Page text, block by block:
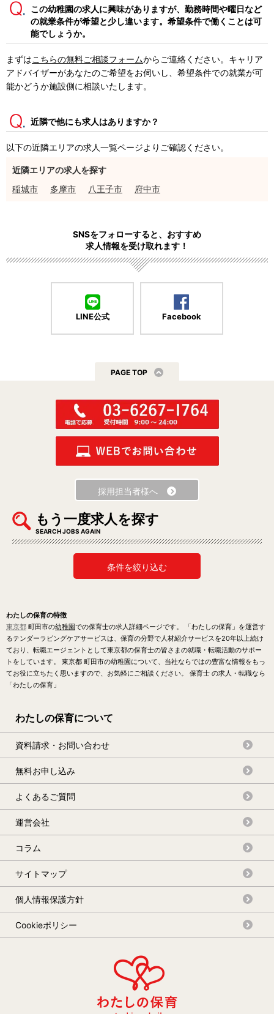
この幼稚園の求人に興味がありますが、勤務時間や曜日など
の就業条件が希望と少し違います。希望条件で働くことは可
能でしょうか。
まずはこちらの無料ご相談フォームからご連絡ください。キャリア
アドバイザーがあなたのご希望をお伺いし、希望条件での就業が可
能かどうか施設側に相談いたします。
近隣で他にも求人はありますか？
以下の近隣エリアの求人一覧ページよりご確認ください。
近隣エリアの求人を探す
稲城市
多摩市 八王子市 府中市
SNSをフォローすると、おすすめ
求人情報を受け取れます！
LINE公式 Facebook
PAGE TOP
採用担当者様へ
もう一度求人を探す
SEARCH JOBS AGAIN
条件を絞り込む
わたしの保育の特徴
東京都 町田市の幼稚園での保育士の求人詳細ページです。 「わたしの保育」を運営す
るテンダーラビングケアサービスは、保育の分野で人材紹介サービスを20年以上続け
ており、転職エージェントとして東京都の保育士の皆さまの就職・転職活動のサポー
トをしています。 東京都 町田市の幼稚園について、当社ならではの豊富な情報をもっ
てお役に立ちたく思いますので、お気軽にご相談ください。 保育士 の求人・転職なら
「わたしの保育」
わたしの保育について
資料請求・お問い合わせ
無料お申し込み
よくあるご質問
運営会社
コラム
サイトマップ
個人情報保護方針
Cookieポリシー